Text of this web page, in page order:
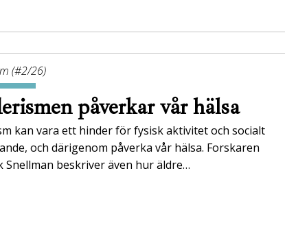
(#2/26)
påverkar vår hälsa
kan vara ett hinder för fysisk aktivitet och socialt
och därigenom påverka vår hälsa. Forskaren
Snellman beskriver även hur äldre…